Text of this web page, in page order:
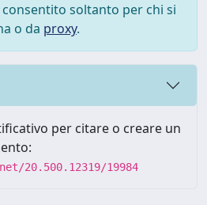
soltanto per chi si
o da proxy.
per citare o creare un
20.500.12319/19984